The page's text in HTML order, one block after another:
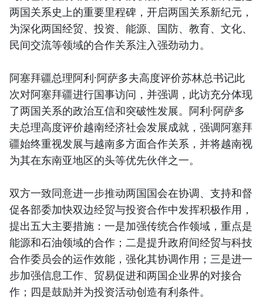
两国关系史上的重要里程碑，开启两国关系新纪元，
为深化两国经贸、投资、能源、国防、教育、文化、
民间交流等领域的合作关系注入强劲动力。
阿塞拜疆总理阿利·阿萨多夫高度评价苏林总书记此
次对阿塞拜疆进行国事访问，并强调，此访充分体现
了两国关系的政治互信和突破性发展。阿利·阿萨多
夫总理高度评价越南经济社会发展成就，强调阿塞拜
疆始终重视发展与越南多方面合作关系，并将越南视
为其在东南亚地区的头等优先伙伴之一。
双方一致同意进一步推动两国国会在协调、支持和督
促各部委加快双边经贸与投资合作中发挥积极作用，
提出五大主要措施：一是加强传统合作领域，重点是
能源和石油领域的合作；二是提升政府间经贸与科技
合作委员会的运作效能，强化其协调作用；三是进一
步加强信息工作、贸易促进和两国企业界的对接合
作；四是鼓励并为投资活动创造有利条件。